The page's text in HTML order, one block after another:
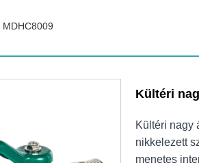
Kültéri
Kültéri nagy
nikkelezett
menetes